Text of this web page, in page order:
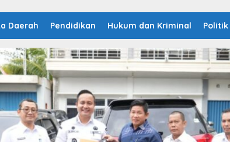
Daerah Pendidikan Hukum dan Kriminal Politik